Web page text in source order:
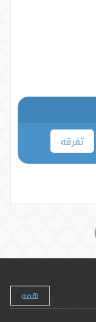
تفرقه
همه